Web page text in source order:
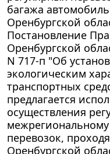
багажа
Оренбургской
Постановление
Оренбургской
N 717-п "Об
экологическим
транспортных
предлагается
осуществления
перевозок,
Оренбургской